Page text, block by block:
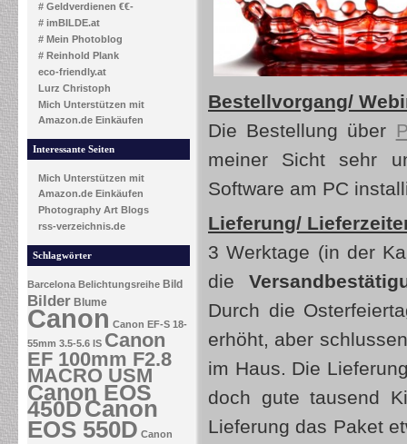
# Geldverdienen €€-
# imBILDE.at
# Mein Photoblog
# Reinhold Plank
eco-friendly.at
Lurz Christoph
Mich Unterstützen mit
Amazon.de Einkäufen
Interessante Seiten
Mich Unterstützen mit
Amazon.de Einkäufen
Photography Art Blogs
rss-verzeichnis.de
Schlagwörter
Barcelona Belichtungsreihe Bild
Bilder Blume
Canon Canon EF-S 18-
55mm 3.5-5.6 IS Canon
EF 100mm F2.8
MACRO USM
Canon EOS
450DCanon
EOS 550D Canon
Bestellvorgang/
Die Bestellung über
meiner Sicht sehr
Software am PC
Lieferung/
3 Werktage (in der
die
Durch die
erhöht, aber
im Haus. Die
doch gute tausend
Lieferung das Paket